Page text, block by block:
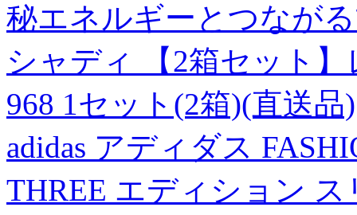
秘エネルギーとつなが
シャディ 【2箱セット
968 1セット(2箱)(直送品)
adidas アディダス
THREE エディション